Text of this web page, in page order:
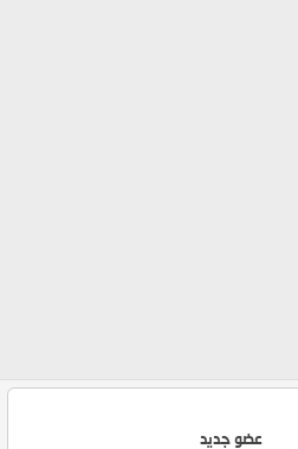
عضو جديد